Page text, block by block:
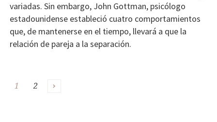
variadas. Sin embargo, John Gottman, psicólogo
estadounidense estableció cuatro comportamientos
que, de mantenerse en el tiempo, llevará a que la
relación de pareja a la separación.
1 2